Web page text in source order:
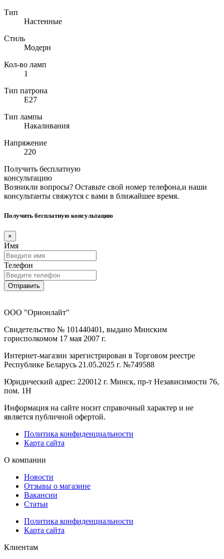
Тип
Настенные
Стиль
Модерн
Кол-во ламп
1
Тип патрона
E27
Тип лампы
Накаливания
Напряжение
220
Получить бесплатную
консультацию
Возникли вопросы? Оставьте свой номер телефона,и наши
консультанты свяжутся с вами в ближайшее время.
Получить бесплатную консультацию
×
Имя
Телефон
Отправить
ООО "Орионлайт"
Свидетельство № 101440401, выдано Минским
горисполкомом 17 мая 2007 г.
Интернет-магазин зарегистрирован в Торговом реестре
Республике Беларусь 21.05.2025 г. №749588
Юридический адрес: 220012 г. Минск, пр-т Независимости 76,
пом. 1Н
Информация на сайте носит справочный характер и не
является публичной офертой.
Политика конфиденциальности
Карта сайта
О компании
Новости
Отзывы о магазине
Вакансии
Статьи
Политика конфиденциальности
Карта сайта
Клиентам